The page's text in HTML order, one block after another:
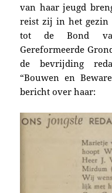
van haar jeugd
reist zij in het gezin
tot de Bond van
Gereformeerde
de bevrijding
“Bouwen en
bericht over haar: